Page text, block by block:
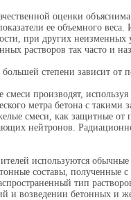
оценки
ее объемного
при других неизменных
растворов так часто и
степени зависит от
смеси производят,
метра бетона с
смеси, как защитные
нейтронов.
используются
составы, полученные
тип
и возведении бетонных и